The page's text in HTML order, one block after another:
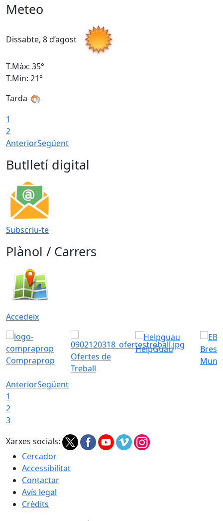
Meteo
Dissabte, 8 d’agost
T.Màx: 35°
T.Min: 21°
Tarda
1
2
AnteriorSegüent
Butlletí digital
Subscriu-te
Plànol / Carrers
Accedeix
Compraprop
Ofertes de
Treball
HelpGuau
AnteriorSegüent
1
2
3
Xarxes socials:
Cercador
Accessibilitat
Contactar
Avís legal
Crèdits